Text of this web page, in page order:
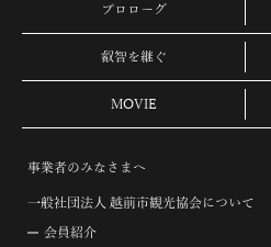
プロローグ
叡智を継ぐ
MOVIE
事業者のみなさまへ
一般社団法人 越前市観光協会について
会員紹介